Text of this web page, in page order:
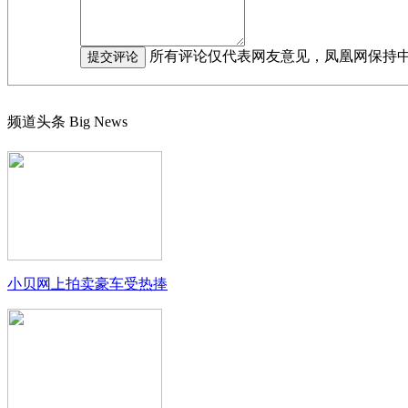
所有评论仅代表网友意见，凤凰网保持
频道头条 Big News
小贝网上拍卖豪车受热捧